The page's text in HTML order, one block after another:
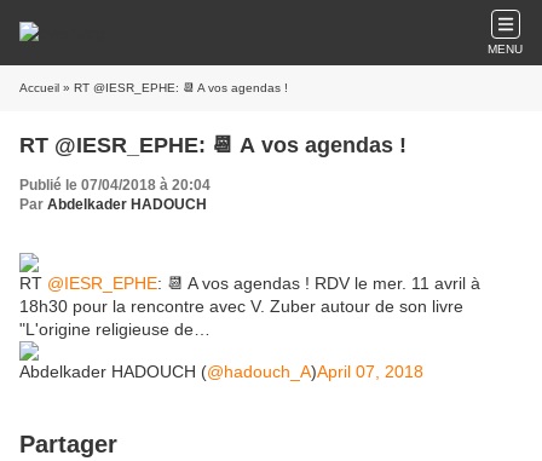
MENU
Accueil » RT @IESR_EPHE: 📆 A vos agendas !
RT @IESR_EPHE: 📆 A vos agendas !
Publié le 07/04/2018 à 20:04
Par Abdelkader HADOUCH
RT @IESR_EPHE: 📆 A vos agendas ! RDV le mer. 11 avril à
18h30 pour la rencontre avec V. Zuber autour de son livre
"L'origine religieuse de…
Abdelkader HADOUCH (@hadouch_A)April 07, 2018
Partager